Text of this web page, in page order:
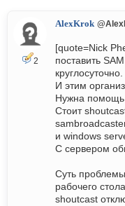
2
AlexKrok
[quote=Nick
поставить
круглосуточно.
И этим
Нужна
Стоит
и windows
С сервером
Суть
рабочего
shoutcast